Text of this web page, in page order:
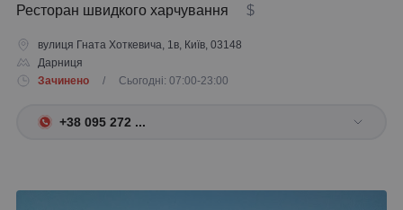
Ресторан швидкого харчування $
вулиця Гната Хоткевича, 1в, Київ, 03148
Дарниця
Зачинено
/ Сьогодні: 07:00-23:00
+38 095 272 ...